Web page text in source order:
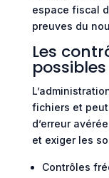
espace fiscal
preuves du
Les
possibles
fichiers et peut
d’erreur
et exiger les
Contrôles